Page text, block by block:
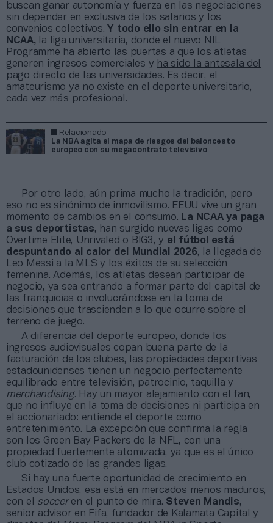
buscan ganar autonomía y fuerza en las negociaciones
sin depender en exclusiva de los salarios y los
convenios colectivos. Y todo ello sin entrar en la
NCAA, la liga universitaria, donde el nuevo NIL
Programme ha abierto las puertas a que los atletas
generen ingresos comerciales y ha sido la antesala del
pago directo de las universidades. Es decir, el
amateurismo ya no existe en el deporte universitario,
cada vez más profesional.
Relacionado
La NBA agita el mapa de riesgos del baloncesto
europeo con su megacontrato televisivo
Por otro lado, aún prima mucho la tradición, pero
eso no es sinónimo de inmovilismo. EEUU vive un gran
momento de cambios en el consumo. La NCAA ya paga
a sus deportistas, han surgido nuevas ligas como
Overtime Elite, Unrivaled o BIG3, y el fútbol está
despuntando al calor del Mundial 2026, la llegada de
Leo Messi a la MLS y los éxitos de su selección
femenina. Además, los atletas desean participar de
negocio, ya sea entrando a formar parte del capital de
las franquicias o involucrándose en la toma de
decisiones que trascienden a lo que ocurre sobre el
terreno de juego.
A diferencia del deporte europeo, donde los
ingresos audiovisuales copan buena parte de la
facturación de los clubes, las propiedades deportivas
estadounidenses tienen un negocio perfectamente
equilibrado entre televisión, patrocinio, taquilla y
merchandising. Hay un mayor alejamiento con el fan,
que no influye en la toma de decisiones ni participa en
el accionariado: entiende el deporte como
entretenimiento. La excepción que confirma la regla
son los Green Bay Packers de la NFL, con una
propiedad fuertemente atomizada, ya que es el único
club cotizado de las grandes ligas.
Si hay una fuerte oportunidad de crecimiento en
Estados Unidos, esa está en mercados menos maduros,
con el soccer en el punto de mira. Steven Mandis,
senior advisor en Fifa, fundador de Kalamata Capital y